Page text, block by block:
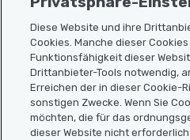
Sitemap
Nützliche Links
Diese Website und ihre
Cookies. Manche dieser
Funktionsfähigkeit dieser
Drittanbieter-Tools notwendig,
Erreichen der in dieser Cookie-
sonstigen Zwecke. Wenn Sie
möchten, die für das
dieser Website nicht